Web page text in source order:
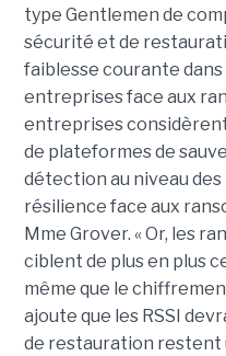
type Gentlemen de
sécurité et de
faiblesse courante
entreprises face aux
entreprises
de plateformes de
détection au niveau
résilience face aux
Mme Grover. « Or, les
ciblent de plus en plus
même que le
ajoute que les RSSI
de restauration restent